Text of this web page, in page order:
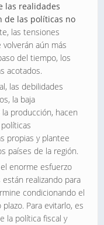
las realidades
de las políticas no
las tensiones
aún más
del tiempo, los
acotados.
las debilidades
la baja
producción, hacen
propias y plantee
países de la región.
enorme esfuerzo
realizando para
condicionando el
Para evitarlo, es
la política fiscal y